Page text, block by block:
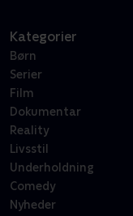
Kategorier
Børn
Serier
Film
Dokumentar
Reality
Livsstil
Underholdning
Comedy
Nyheder